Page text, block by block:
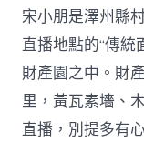
宋小朋是澤州縣
直播地點的“傳統
財產園之中。財
里，黃瓦素墻、
直播，別提多有